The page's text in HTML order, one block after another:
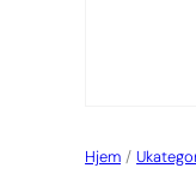
Hjem /